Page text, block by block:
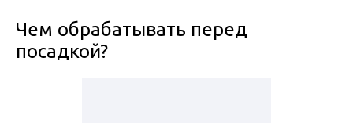
Чем обрабатывать перед
посадкой?